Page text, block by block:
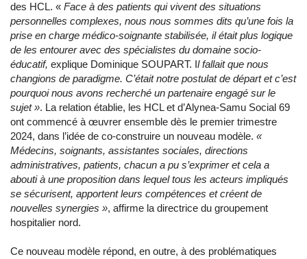
des HCL. « Face à des patients qui vivent des situations
personnelles complexes, nous nous sommes dits qu’une fois la
prise en charge médico-soignante stabilisée, il était plus logique
de les entourer avec des spécialistes du domaine socio-
éducatif, explique Dominique SOUPART. Il fallait que nous
changions de paradigme. C’était notre postulat de départ et c’est
pourquoi nous avons recherché un partenaire engagé sur le
sujet ». La relation établie, les HCL et d’Alynea-Samu Social 69
ont commencé à œuvrer ensemble dès le premier trimestre
2024, dans l’idée de co-construire un nouveau modèle. «
Médecins, soignants, assistantes sociales, directions
administratives, patients, chacun a pu s’exprimer et cela a
abouti à une proposition dans lequel tous les acteurs impliqués
se sécurisent, apportent leurs compétences et créent de
nouvelles synergies », affirme la directrice du groupement
hospitalier nord.
Ce nouveau modèle répond, en outre, à des problématiques